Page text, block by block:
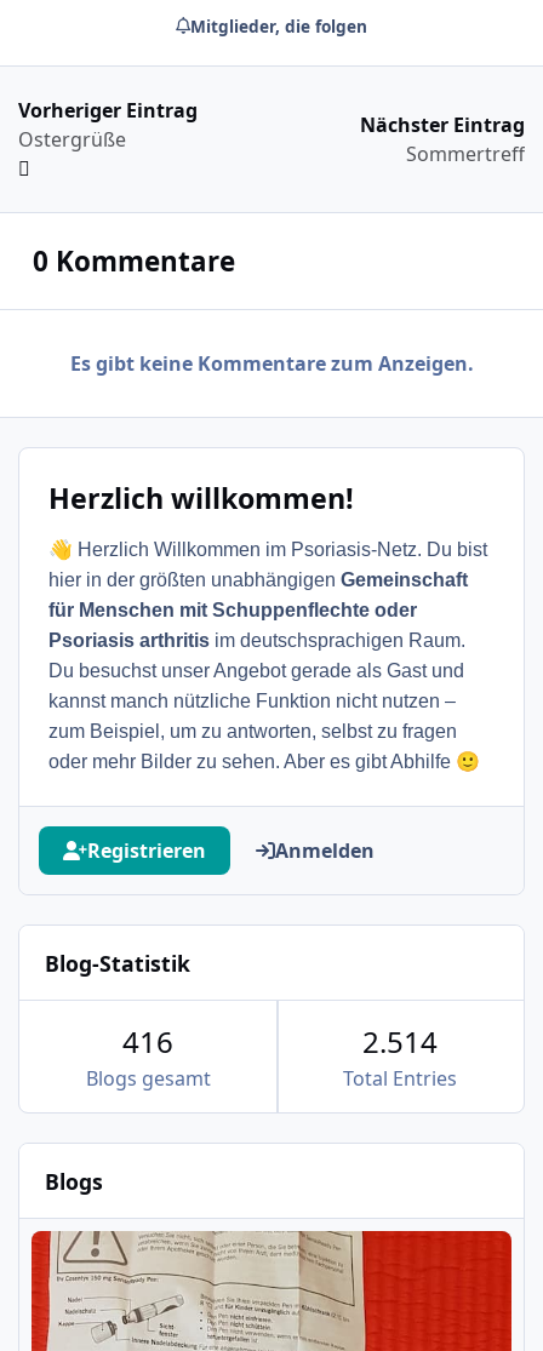
Mitglieder, die folgen
Vorheriger Eintrag
Ostergrüße
Nächster Eintrag
Sommertreff
0 Kommentare
Es gibt keine Kommentare zum Anzeigen.
Herzlich willkommen!
👋 Herzlich Willkommen im Psoriasis-Netz. Du bist
hier in der größten unabhängigen Gemeinschaft
für Menschen mit Schuppenflechte oder
Psoriasis arthritis im deutschsprachigen Raum.
Du besuchst unser Angebot gerade als Gast und
kannst manch nützliche Funktion nicht nutzen –
zum Beispiel, um zu antworten, selbst zu fragen
oder mehr Bilder zu sehen. Aber es gibt Abhilfe 🙂
Registrieren Anmelden
Blog-Statistik
Blogs gesamt
416
Total Entries
2.514
Blogs